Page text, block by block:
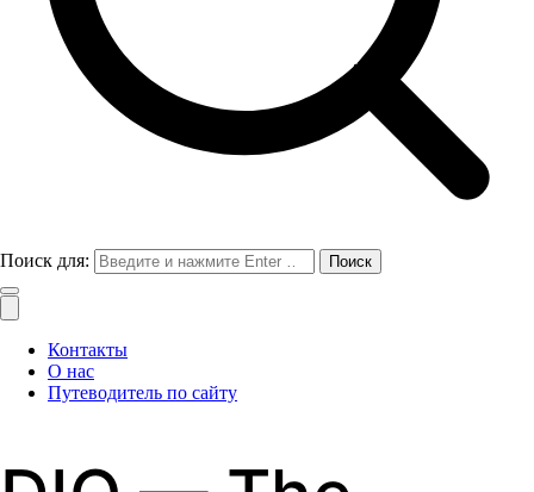
Поиск для:
Контакты
О нас
Путеводитель по сайту